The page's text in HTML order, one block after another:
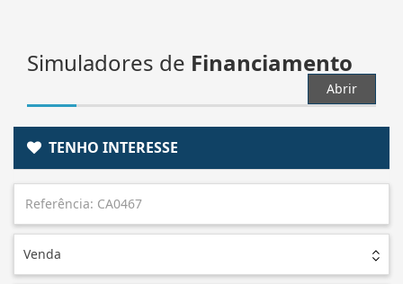
Simuladores de Financiamento
Abrir
TENHO INTERESSE
Venda